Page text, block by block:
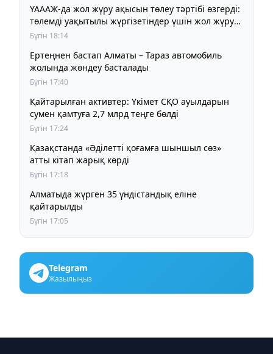
ҮАААЖ-да жол жүру ақысын төлеу тәртібі өзгерді:
төлемді уақытылы жүргізетіндер үшін жол жүру
құны бұрынғы деңгейде сақталады
Бүгін 18:14
Ертеңнен бастап Алматы – Тараз автомобиль
жолында жөндеу басталады
Бүгін 17:40
Қайтарылған активтер: Үкімет СҚО ауылдарын
сумен қамтуға 2,7 млрд теңге бөлді
Бүгін 17:24
Қазақстанда «Әділетті қоғамға шыншыл сөз»
атты кітап жарық көрді
Бүгін 17:18
Алматыда жүрген 35 үндістандық еліне
қайтарылды
Бүгін 17:05
Telegram
Жазылыңыз